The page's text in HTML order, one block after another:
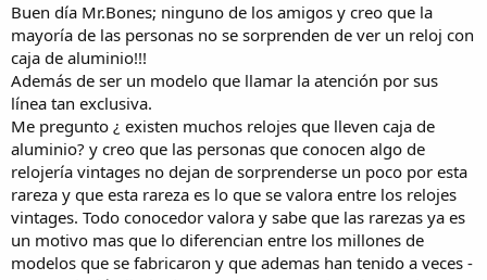
Buen día Mr.Bones; ninguno de los amigos y creo que la
mayoría de las personas no se sorprenden de ver un reloj con
caja de aluminio!!!
Además de ser un modelo que llamar la atención por sus
línea tan exclusiva.
Me pregunto ¿ existen muchos relojes que lleven caja de
aluminio? y creo que las personas que conocen algo de
relojería vintages no dejan de sorprenderse un poco por esta
rareza y que esta rareza es lo que se valora entre los relojes
vintages. Todo conocedor valora y sabe que las rarezas ya es
un motivo mas que lo diferencian entre los millones de
modelos que se fabricaron y que ademas han tenido a veces -